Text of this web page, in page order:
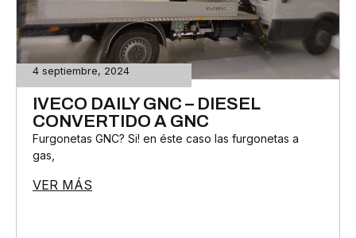
4 septiembre, 2024
IVECO DAILY GNC – DIESEL
CONVERTIDO A GNC
Furgonetas GNC? Si! en éste caso las furgonetas a
gas,
VER MÁS